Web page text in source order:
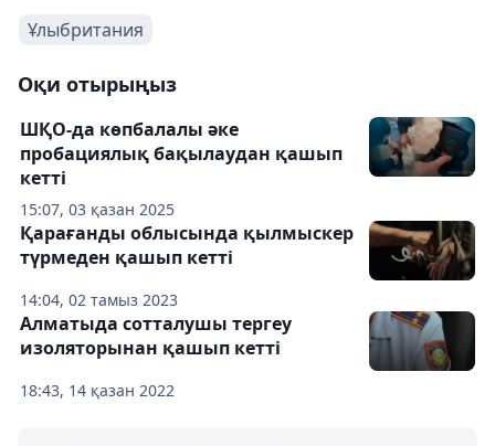
Ұлыбритания
Оқи отырыңыз
15:07, 03 қазан 2025
ШҚО-да көпбалалы әке
пробациялық бақылаудан қашып
кетті
14:04, 02 тамыз 2023
Қарағанды ​​облысында қылмыскер
түрмеден қашып кетті
18:43, 14 қазан 2022
Алматыда сотталушы тергеу
изоляторынан қашып кетті